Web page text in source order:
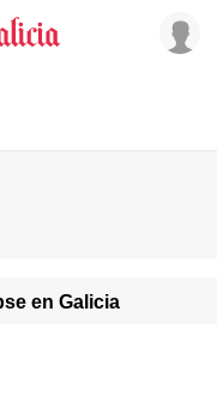
en Galicia